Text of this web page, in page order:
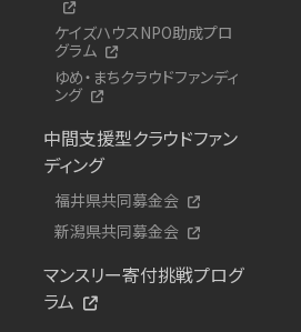
ケイズハウスNPO助成プロ
グラム
ゆめ・まちクラウドファンディ
ング
中間支援型クラウドファン
ディング
福井県共同募金会
新潟県共同募金会
マンスリー寄付挑戦プログ
ラム